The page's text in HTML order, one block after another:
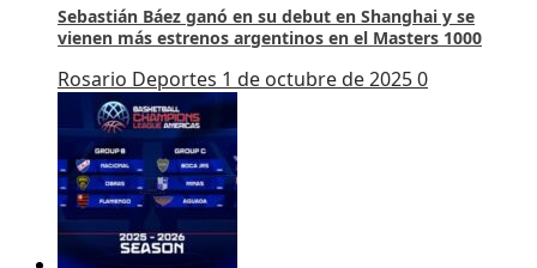
Sebastián Báez ganó en su debut en Shanghai y se
vienen más estrenos argentinos en el Masters 1000
Rosario Deportes 1 de octubre de 20250